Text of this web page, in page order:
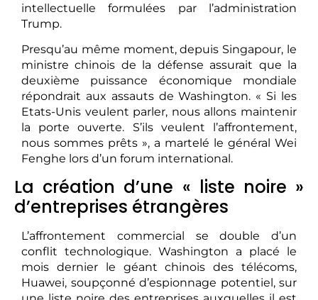
intellectuelle formulées par l’administration
Trump.
Presqu’au même moment, depuis Singapour, le
ministre chinois de la défense assurait que la
deuxième puissance économique mondiale
répondrait aux assauts de Washington. « Si les
Etats-Unis veulent parler, nous allons maintenir
la porte ouverte. S’ils veulent l’affrontement,
nous sommes prêts », a martelé le général Wei
Fenghe lors d’un forum international.
La création d’une « liste noire »
d’entreprises étrangères
L’affrontement commercial se double d’un
conflit technologique. Washington a placé le
mois dernier le géant chinois des télécoms,
Huawei, soupçonné d’espionnage potentiel, sur